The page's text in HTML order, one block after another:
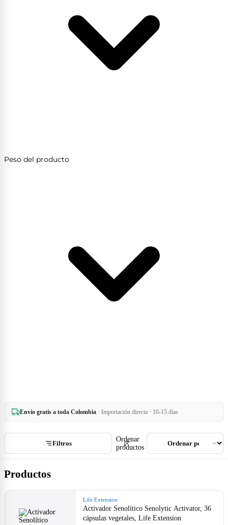
Peso del producto
Envío gratis a toda Colombia · Importación directa · 10-15 días
Filtros
Ordenar
productos
Productos
Life Extension
Activador Senolítico Senolytic Activator, 36
cápsulas vegetales, Life Extension